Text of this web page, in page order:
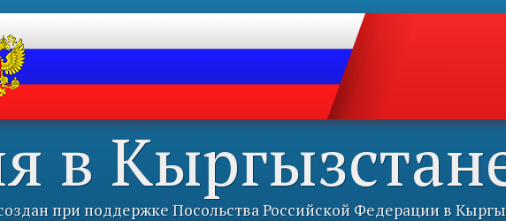
в
при поддержке Посольства Российской Федерации в